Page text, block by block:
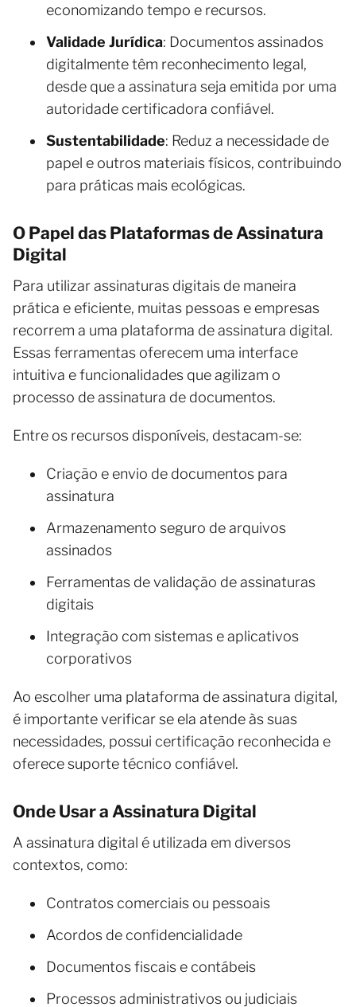
economizando tempo e recursos.
Validade Jurídica: Documentos assinados
digitalmente têm reconhecimento legal,
desde que a assinatura seja emitida por uma
autoridade certificadora confiável.
Sustentabilidade: Reduz a necessidade de
papel e outros materiais físicos, contribuindo
para práticas mais ecológicas.
O Papel das Plataformas de Assinatura
Digital
Para utilizar assinaturas digitais de maneira
prática e eficiente, muitas pessoas e empresas
recorrem a uma plataforma de assinatura digital.
Essas ferramentas oferecem uma interface
intuitiva e funcionalidades que agilizam o
processo de assinatura de documentos.
Entre os recursos disponíveis, destacam-se:
Criação e envio de documentos para
assinatura
Armazenamento seguro de arquivos
assinados
Ferramentas de validação de assinaturas
digitais
Integração com sistemas e aplicativos
corporativos
Ao escolher uma plataforma de assinatura digital,
é importante verificar se ela atende às suas
necessidades, possui certificação reconhecida e
oferece suporte técnico confiável.
Onde Usar a Assinatura Digital
A assinatura digital é utilizada em diversos
contextos, como:
Contratos comerciais ou pessoais
Acordos de confidencialidade
Documentos fiscais e contábeis
Processos administrativos ou judiciais